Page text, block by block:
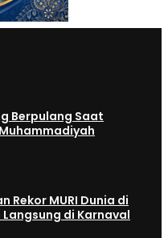
Berpulang Saat
Rekor MURI Dunia di
di Karnaval